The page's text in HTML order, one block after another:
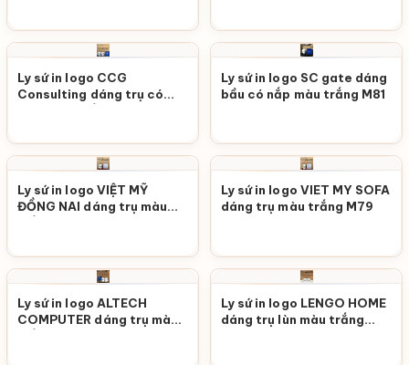
Ly sứ in logo CCG
Consulting dáng trụ có
Ly sứ in logo SC gate dáng
bầu có nắp màu trắng M81
Ly sứ in logo VIỆT MỸ
ĐỒNG NAI dáng trụ màu
Ly sứ in logo VIET MY SOFA
dáng trụ màu trắng M79
Ly sứ in logo ALTECH
COMPUTER dáng trụ màu
Ly sứ in logo LENGO HOME
dáng trụ lùn màu trắng